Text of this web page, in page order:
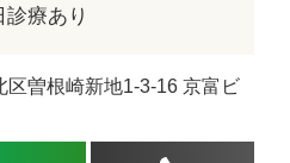
診療あり
曽根崎新地1-3-16 京富ビ